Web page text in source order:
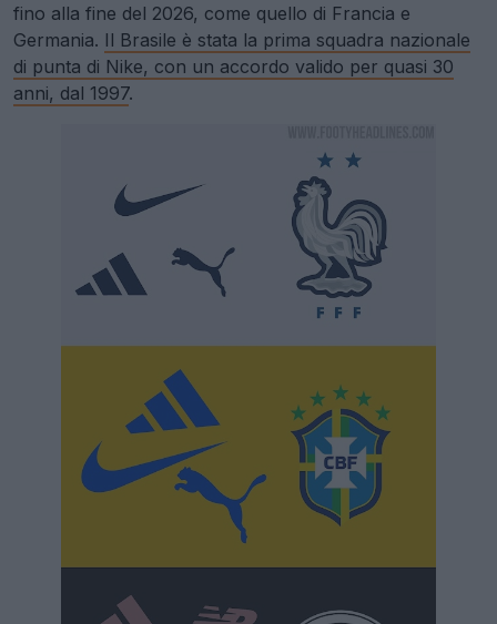
fino alla fine del 2026, come quello di Francia e
Germania. Il Brasile è stata la prima squadra nazionale
di punta di Nike, con un accordo valido per quasi 30
anni, dal 1997.